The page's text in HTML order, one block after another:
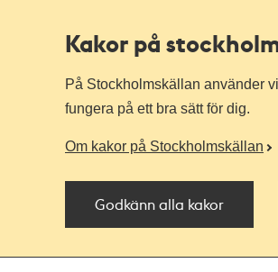
Kakor på
På Stockholmskällan använder
fungera på ett bra sätt för dig.
Om kakor på Stockholmskällan
Godkänn alla kakor